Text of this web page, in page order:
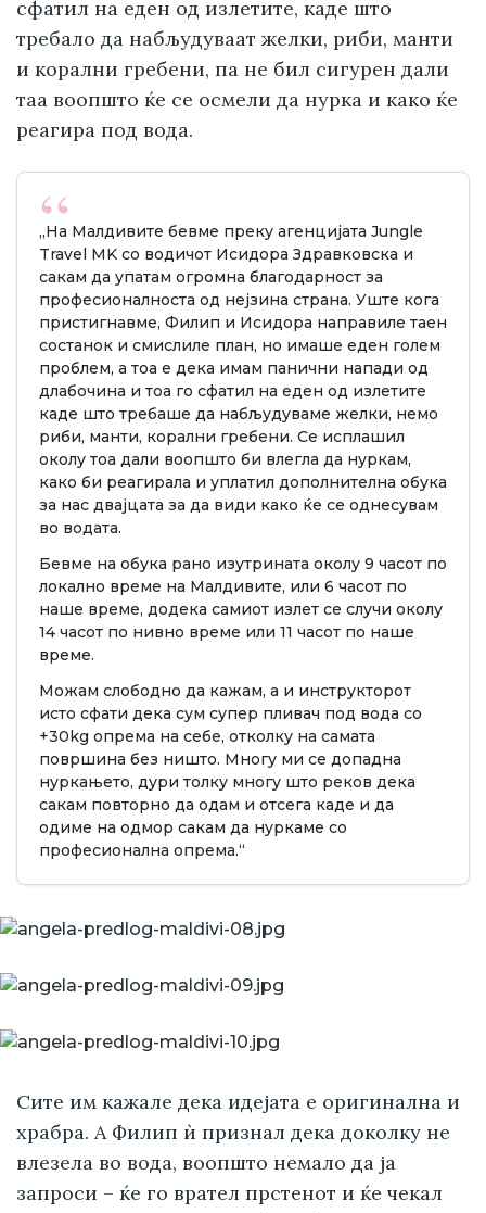
сфатил на еден од излетите, каде што
требало да набљудуваат желки, риби, манти
и корални гребени, па не бил сигурен дали
таа воопшто ќе се осмели да нурка и како ќе
реагира под вода.
„На Малдивите бевме преку агенцијата Jungle
Travel MK со водичот Исидора Здравковска и
сакам да упатам огромна благодарност за
професионалноста од нејзина страна. Уште кога
пристигнавме, Филип и Исидора направиле таен
состанок и смислиле план, но имаше еден голем
проблем, а тоа е дека имам панични напади од
длабочина и тоа го сфатил на еден од излетите
каде што требаше да набљудуваме желки, немо
риби, манти, корални гребени. Се исплашил
околу тоа дали воопшто би влегла да нуркам,
како би реагирала и уплатил дополнителна обука
за нас двајцата за да види како ќе се однесувам
во водата.
Бевме на обука рано изутрината околу 9 часот по
локално време на Малдивите, или 6 часот по
наше време, додека самиот излет се случи околу
14 часот по нивно време или 11 часот по наше
време.
Можам слободно да кажам, а и инструкторот
исто сфати дека сум супер пливач под вода со
+30kg опрема на себе, отколку на самата
површина без ништо. Многу ми се допадна
нуркањето, дури толку многу што реков дека
сакам повторно да одам и отсега каде и да
одиме на одмор сакам да нуркаме со
професионална опрема.“
Сите им кажале дека идејата е оригинална и
храбра. А Филип ѝ признал дека доколку не
влезела во вода, воопшто немало да ја
запроси – ќе го врател прстенот и ќе чекал